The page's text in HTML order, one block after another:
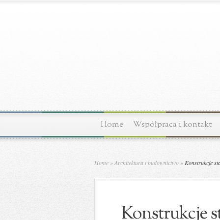
Home Współpraca i kontakt
Home »Architektura i budownictwo » Konstrukcje
Konstrukcje